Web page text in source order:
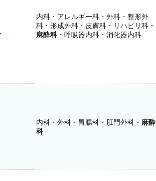
内科・アレルギー科・外科・整形外
科・形成外科・皮膚科・リハビリ科・
麻酔科・呼吸器内科・消化器内科
内科・外科・胃腸科・肛門外科・ 麻酔
科